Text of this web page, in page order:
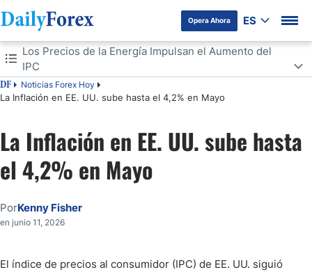
Opera Ahora ES
Tabla de contenidos
DF Noticias Forex Hoy
La Inflación en EE. UU. sube hasta el 4,2% en Mayo
Los Precios de la Energía Impulsan el Aumento del
IPC
Los Precios de la Energía Impulsan el Aumento del IPC
Informe de Inflación
La Inflación en EE. UU. sube hasta
el 4,2% en Mayo
PorKenny Fisher
en junio 11, 2026
El índice de precios al consumidor (IPC) de EE. UU. siguió